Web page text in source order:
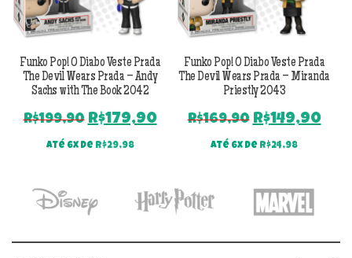
Funko Pop! O Diabo Veste Prada
The Devil Wears Prada – Andy
Sachs with The Book 2042
R$199,90 O
preço
original
R$199,90.
R$179,90O
R$179,90.
Até 6x de R$29,98
Funko Pop! O Diabo Veste Prada
The Devil Wears Prada – Miranda
Priestly 2043
R$169,90 O
preço
original
R$169,90.
R$149,90O
Até 6x de R$24,98